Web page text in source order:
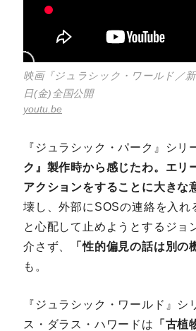
映画『ジュラシック・ワールド／
日(金)全国公開
youtu.be
『ジュラシック・パーク』シ
ク』製作時から感じたわ。エリ
アクションをすることに大きな
壊し、外部にSOSの連絡を入れ
と心配して止めようとするジョ
介さず、
「性的偏見の話は別の
も。
『ジュラシック・ワールド』
ス・ダラス・ハワードは
「古